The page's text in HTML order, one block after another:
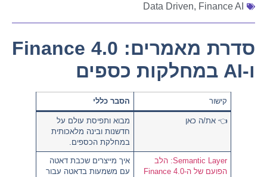
Data Driven, Finance AI
סדרת מאמרים: Finance 4.0
ו-AI במחלקות כספים
קישור הסבר כללי
👈את/ה כאן
מבוא ותפיסת עולם על
חדשנות ובינה מלאכותית
במחלקת הכספים.
Semantic Layer: הלב
הפועם של ה-Finance 4.0
איך מייצרים שכבת דאטה
עם משמעות בדאטה עבור